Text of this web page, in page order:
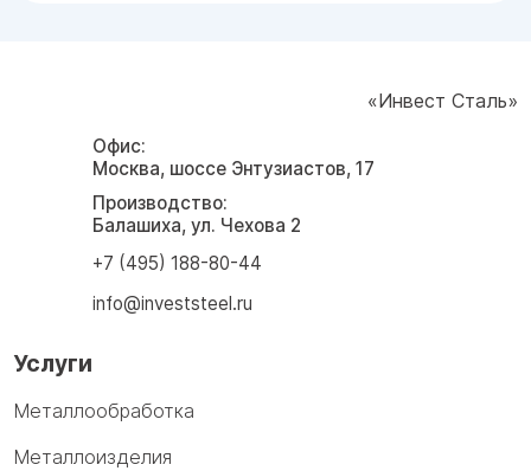
«Инвест Сталь»
Офис:
Москва, шоссе Энтузиастов, 17
Производство:
Балашиха, ул. Чехова 2
+7 (495) 188-80-44
info@investsteel.ru
Услуги
Металлообработка
Металлоизделия